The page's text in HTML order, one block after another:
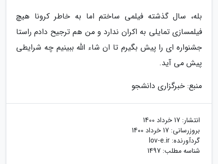
بله، سال گذشته فیلمی ساختم اما به خاطر کرونا هیچ
فیلمسازی تمایلی به اکران ندارد و من هم ترجیح دادم راستا
جشنواره ای را پیش بگیرم تا ان شاء الله ببینیم چه شرایطی
پیش می آید.
منبع: خبرگزاری دانشجو
انتشار: 17 خرداد 1400
بروزرسانی: 17 خرداد 1400
گردآورنده: lov-e.ir
شناسه مطلب: 1497